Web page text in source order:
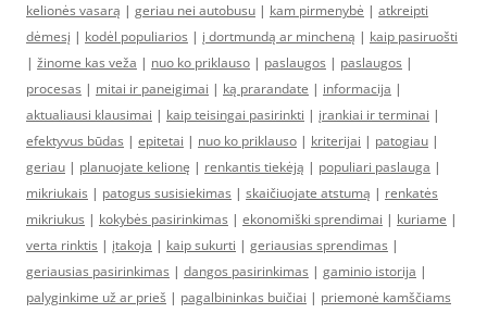
kelionės vasarą | geriau nei autobusu | kam pirmenybė | atkreipti
dėmesį | kodėl populiarios | į dortmundą ar mincheną | kaip pasiruošti
| žinome kas veža | nuo ko priklauso | paslaugos | paslaugos |
procesas | mitai ir paneigimai | ką prarandate | informacija |
aktualiausi klausimai | kaip teisingai pasirinkti | įrankiai ir terminai |
efektyvus būdas | epitetai | nuo ko priklauso | kriterijai | patogiau |
geriau | planuojate kelionę | renkantis tiekėją | populiari paslauga |
mikriukais | patogus susisiekimas | skaičiuojate atstumą | renkatės
mikriukus | kokybės pasirinkimas | ekonomiški sprendimai | kuriame |
verta rinktis | įtakoja | kaip sukurti | geriausias sprendimas |
geriausias pasirinkimas | dangos pasirinkimas | gaminio istorija |
palyginkime už ar prieš | pagalbininkas buičiai | priemonė kamščiams